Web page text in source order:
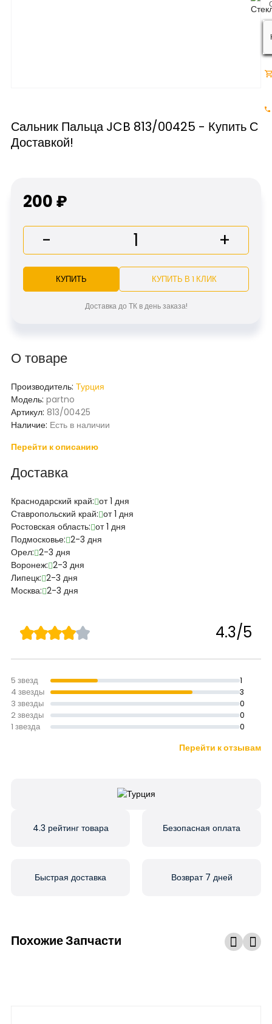
Сальник Пальца JCB 813/00425 - Купить С
Доставкой!
О товаре
Производитель: Турция
Модель: partno
Артикул: 813/00425
Наличие: Есть в наличии
Перейти к описанию
Доставка
Краснодарский край: от 1 дня
Ставропольский край: от 1 дня
Ростовская область: от 1 дня
Подмосковье: 2-3 дня
Орел: 2-3 дня
Воронеж: 2-3 дня
Липецк: 2-3 дня
Москва: 2-3 дня
200 ₽
- +
КУПИТЬ КУПИТЬ В 1 КЛИК
Доставка до ТК в день заказа!
4.3/5
5 звезд 1
4 звезды 3
3 звезды 0
2 звезды 0
1 звезда 0
Перейти к отзывам
4.3 рейтинг товара Безопасная оплата
Быстрая доставка Возврат 7 дней
Похожие Запчасти